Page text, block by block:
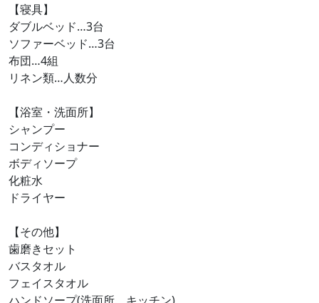
【寝具】
ダブルベッド…3台
ソファーベッド…3台
布団…4組
リネン類…人数分
【浴室・洗面所】
シャンプー
コンディショナー
ボディソープ
化粧水
ドライヤー
【その他】
歯磨きセット
バスタオル
フェイスタオル
ハンドソープ(洗面所、キッチン)